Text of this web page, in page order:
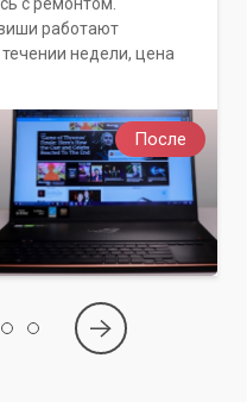
После
работают
недели, цена